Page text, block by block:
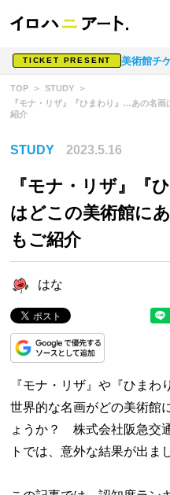
TICKET PRESENT 美術館チ
TOP
STUDY
『モナ・リザ』『ひまわり』…あの名
紹介
STUDY 2023.5.16
『モナ・リザ』『
はどこの美術館に
もご紹介
はな
『モナ・リザ』や『ひまわ
世界的な名画がどの美術館
ょうか？ 株式会社阪急交
トでは、意外な結果が出ま